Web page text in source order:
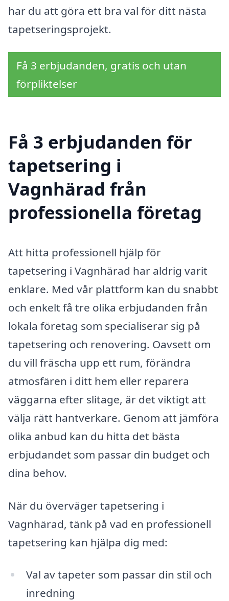
har du att göra ett bra val för ditt nästa
tapetseringsprojekt.
Få 3 erbjudanden, gratis och utan
förpliktelser
Få 3 erbjudanden för
tapetsering i
Vagnhärad från
professionella företag
Att hitta professionell hjälp för
tapetsering i Vagnhärad har aldrig varit
enklare. Med vår plattform kan du snabbt
och enkelt få tre olika erbjudanden från
lokala företag som specialiserar sig på
tapetsering och renovering. Oavsett om
du vill fräscha upp ett rum, förändra
atmosfären i ditt hem eller reparera
väggarna efter slitage, är det viktigt att
välja rätt hantverkare. Genom att jämföra
olika anbud kan du hitta det bästa
erbjudandet som passar din budget och
dina behov.
När du överväger tapetsering i
Vagnhärad, tänk på vad en professionell
tapetsering kan hjälpa dig med:
Val av tapeter som passar din stil och
inredning